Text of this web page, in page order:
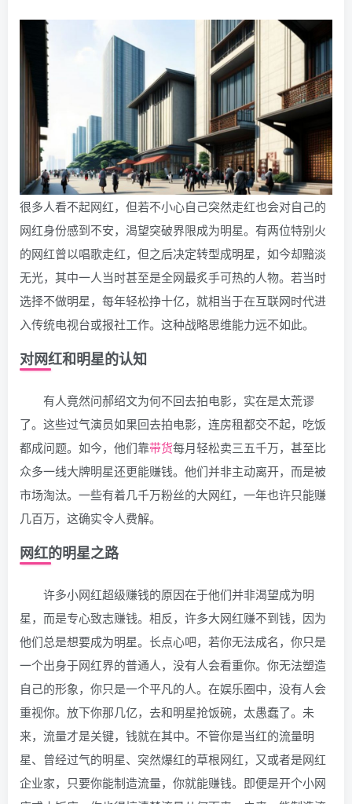
很多人看不起网红，但若不小心自己突然走红也会对自己的
网红身份感到不安，渴望突破界限成为明星。有两位特别火
的网红曾以唱歌走红，但之后决定转型成明星，如今却黯淡
无光，其中一人当时甚至是全网最炙手可热的人物。若当时
选择不做明星，每年轻松挣十亿，就相当于在互联网时代进
入传统电视台或报社工作。这种战略思维能力远不如此。
对网红和明星的认知
有人竟然问郝绍文为何不回去拍电影，实在是太荒谬
了。这些过气演员如果回去拍电影，连房租都交不起，吃饭
都成问题。如今，他们靠带货每月轻松卖三五千万，甚至比
众多一线大牌明星还更能赚钱。他们并非主动离开，而是被
市场淘汰。一些有着几千万粉丝的大网红，一年也许只能赚
几百万，这确实令人费解。
网红的明星之路
许多小网红超级赚钱的原因在于他们并非渴望成为明
星，而是专心致志赚钱。相反，许多大网红赚不到钱，因为
他们总是想要成为明星。长点心吧，若你无法成名，你只是
一个出身于网红界的普通人，没有人会看重你。你无法塑造
自己的形象，你只是一个平凡的人。在娱乐圈中，没有人会
重视你。放下你那几亿，去和明星抢饭碗，太愚蠢了。未
来，流量才是关键，钱就在其中。不管你是当红的流量明
星、曾经过气的明星、突然爆红的草根网红，又或者是网红
企业家，只要你能制造流量，你就能赚钱。即便是开个小网